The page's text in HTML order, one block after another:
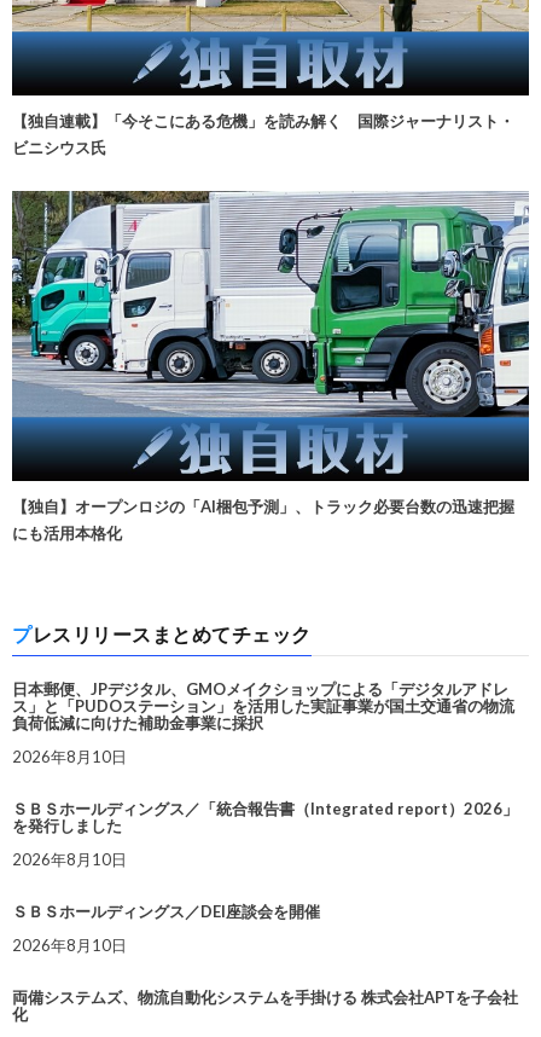
【独自連載】「今そこにある危機」を読み解く 国際ジャーナリスト・
ビニシウス氏
【独自】オープンロジの「AI梱包予測」、トラック必要台数の迅速把握
にも活用本格化
プレスリリースまとめてチェック
日本郵便、JPデジタル、GMOメイクショップによる「デジタルアドレ
ス」と「PUDOステーション」を活用した実証事業が国土交通省の物流
負荷低減に向けた補助金事業に採択
2026年8月10日
ＳＢＳホールディングス／「統合報告書（Integrated report）2026」
を発行しました
2026年8月10日
ＳＢＳホールディングス／DEI座談会を開催
2026年8月10日
両備システムズ、物流自動化システムを手掛ける 株式会社APTを子会社
化